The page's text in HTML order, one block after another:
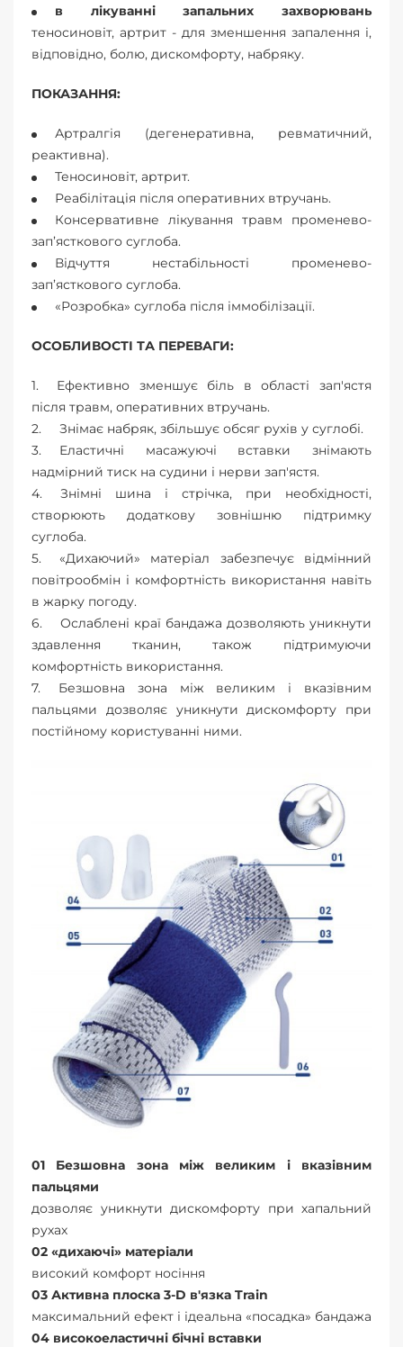
в лікуванні запальних захворювань
теносиновіт, артрит - для зменшення запалення і,
відповідно, болю, дискомфорту, набряку.
ПОКАЗАННЯ:
Артралгія (дегенеративна, ревматичний,
реактивна).
Теносиновіт, артрит.
Реабілітація після оперативних втручань.
Консервативне лікування травм променево-
зап’ясткового суглоба.
Відчуття нестабільності променево-
зап’ясткового суглоба.
«Розробка» суглоба після іммобілізації.
ОСОБЛИВОСТІ ТА ПЕРЕВАГИ:
Ефективно зменшує біль в області зап'ястя
після травм, оперативних втручань.
Знімає набряк, збільшує обсяг рухів у суглобі.
Еластичні масажуючі вставки знімають
надмірний тиск на судини і нерви зап'ястя.
Знімні шина і стрічка, при необхідності,
створюють додаткову зовнішню підтримку
суглоба.
«Дихаючий» матеріал забезпечує відмінний
повітрообмін і комфортність використання навіть
в жарку погоду.
Ослаблені краї бандажа дозволяють уникнути
здавлення тканин, також підтримуючи
комфортність використання.
Безшовна зона між великим і вказівним
пальцями дозволяє уникнути дискомфорту при
постійному користуванні ними.
01 Безшовна зона між великим і вказівним
пальцями
дозволяє уникнути дискомфорту при хапальний
рухах
02 «дихаючі» матеріали
високий комфорт носіння
03 Активна плоска 3-D в'язка Train
максимальний ефект і ідеальна «посадка» бандажа
04 високоеластичні бічні вставки